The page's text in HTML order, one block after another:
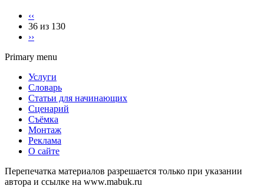
‹‹
36 из 130
››
Primary menu
Услуги
Словарь
Статьи для начинающих
Сценарий
Съёмка
Монтаж
Реклама
О сайте
Перепечатка материалов разрешается только при указании
автора и ссылке на www.mabuk.ru